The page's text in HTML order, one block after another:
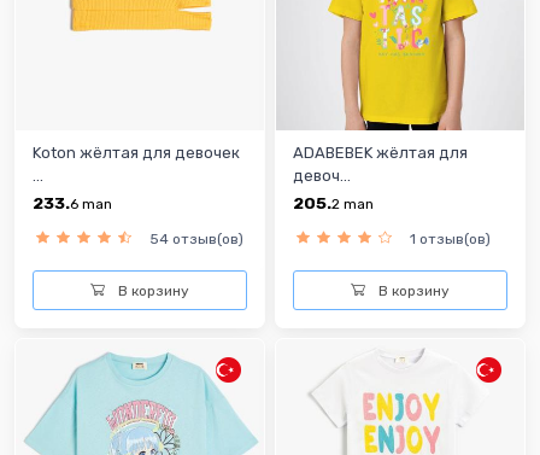
Koton жёлтая для девочек
233.6 man
54 отзыв(ов)
В корзину
ADABEBEK жёлтая для
девоч...
205.2 man
1 отзыв(ов)
В корзину